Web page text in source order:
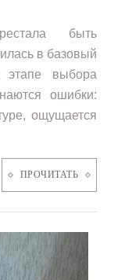
быть
в базовый
выбора
ошибки:
ощущается
ПРОЧИТАТЬ